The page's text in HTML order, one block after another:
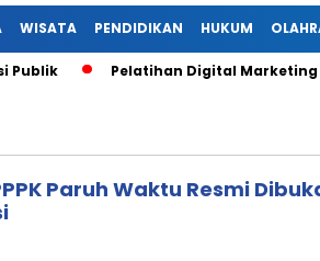
WISATA PENDIDIKAN HUKUM
Pelatihan Digital Marketing
Paruh Waktu Resmi